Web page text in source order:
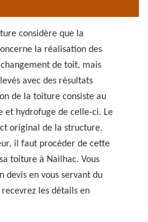
considère que la
la réalisation des
de toit, mais
avec des résultats
de la toiture consiste au
et hydrofuge de celle-ci. Le
original de la structure.
il faut procéder de cette
toiture à Nailhac. Vous
devis en vous servant du
les détails en